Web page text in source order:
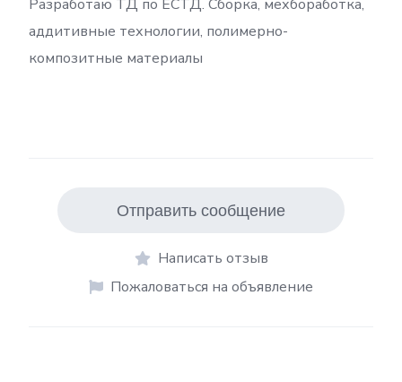
Разработаю ТД по ЕСТД. Сборка, мехбоработка,
аддитивные технологии, полимерно-
композитные материалы
Отправить сообщение
Написать отзыв
Пожаловаться на объявление